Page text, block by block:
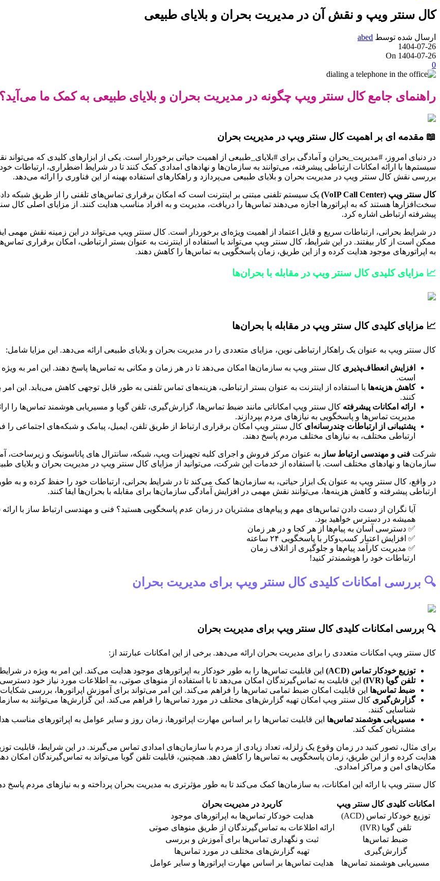
کال سنتر ویپ و نقش آن در مدیریت بحران و بلایای طبیعی
ارسال شده توسط abed
1404-07-26
On 1404-07-26
0
راهنمای جامع کال سنتر ویپ چگونه در مدیریت بحران و بلایای طبیعی به کمک ما می‌آید؟
📖 مقدمه ای بر اهمیت کال سنتر ویپ در مدیریت بحران
در دنیای امروز، #مدیریت_بحران و آمادگی برای #بلایای_طبیعی از اهمیت حیاتی برخوردار است. یکی از ابزارهای کلیدی که می‌تواند
سیستم‌ها با ارائه امکانات ارتباطی پیشرفته، می‌توانند به سازمان‌ها و نهادهای امدادی کمک کنند تا در شرایط اضطراری، ارتباطات
بررسی نقش کال سنتر ویپ در مدیریت بحران و بلایای طبیعی می‌پردازد و راهکارهای استفاده بهینه از این فناوری را ارائه می‌دهد.
کال سنتر ویپ (VoIP Call Center)
یک سیستم تلفنی مبتنی بر اینترنت است که امکان برقراری تماس‌های تلفنی را از طریق شبکه
سخت‌افزارها هستند که به اپراتورها اجازه می‌دهند تماس‌ها را دریافت، مدیریت و به افراد مناسب هدایت کنند. از مزایای اصلی کال
پیشرفته ارتباطی اشاره کرد.
در شرایط بحرانی، ارتباطات سریع و قابل اعتماد از اهمیت ویژه‌ای برخوردار است. کال سنتر ویپ می‌تواند در این زمینه نقش مهمی
ممکن است از کار بیفتند. در این شرایط، کال سنتر ویپ می‌تواند با استفاده از اینترنت به عنوان بستر ارتباطی، امکان برقراری
به اپراتورهای موجود هدایت کرده و از این طریق، زمان پاسخگویی به تماس‌ها را کاهش دهند.
📈 مزایای کلیدی کال سنتر ویپ در مقابله با بحران‌ها
📈 مزایای کلیدی کال سنتر ویپ در مقابله با بحران‌ها
کال سنتر ویپ به عنوان یک راهکار ارتباطی نوین، مزایای متعددی را در مدیریت بحران و بلایای طبیعی ارائه می‌دهد. این مزایا شامل:
افزایش انعطاف‌پذیری کال سنتر ویپ به سازمان‌ها امکان می‌دهد تا در هر زمان و مکانی به تماس‌ها پاسخ دهند. این امر به ویژه
است.
کاهش هزینه‌ها با استفاده از اینترنت به عنوان بستر ارتباطی، هزینه‌های تماس تلفنی به طور قابل توجهی کاهش می‌یابد. این
کنند.
ارائه امکانات پیشرفته کال سنتر ویپ امکاناتی مانند ضبط تماس‌ها، گزارش‌گیری، تلفن گویا و مسیریابی هوشمند تماس‌ها را
مدیریت تماس‌ها و پاسخگویی به نیازهای مردم بپردازند.
پشتیبانی از ارتباطات چندرسانه‌ای کال سنتر ویپ امکان برقراری ارتباط از طریق تلفن، ایمیل، پیامک و شبکه‌های اجتماعی را
ارتباطی مختلف، به نیازهای مختلف مردم پاسخ دهند.
شرکت فنی و مهندسی ارتباط ساز به عنوان مرکز فروش و اجرای کلیه تجهیزات ویپ، شبکه، سانترال های پاناسونیک و زیرساخت،
سازمان‌ها و نهادهای مختلف است. با استفاده از خدمات این شرکت، می‌توانید از مزایای کال سنتر ویپ در مدیریت بحران و بلایای
در واقع، کال سنتر ویپ به عنوان یک ابزار حیاتی، به سازمان‌ها کمک می‌کند تا در شرایط بحرانی، ارتباطات خود را حفظ کرده و به طور
ارتباطی پیشرفته و کاهش هزینه‌ها، می‌توانند نقش مهمی در افزایش آمادگی سازمان‌ها برای مقابله با بحران‌ها ایفا کنند.
آیا نگران از دست دادن تماس‌های مهم و پیام‌های مشتریان در زمان عدم پاسخگویی هستید؟ فنی و مهندسی ارتباط ساز با
همیشه در دسترس خواهید بود.
✅ دسترسی آسان به پیام‌ها از هر کجا و در هر زمان
✅ افزایش اعتبار کسب‌وکار با پاسخگویی ۲۴ ساعته
✅ مدیریت کارآمد پیام‌ها و جلوگیری از اتلاف زمان
ارتباطات خود را هوشمندتر کنید!
🔍 بررسی امکانات کلیدی کال سنتر ویپ برای مدیریت بحران
🔍 بررسی امکانات کلیدی کال سنتر ویپ برای مدیریت بحران
کال سنتر ویپ امکانات متعددی را برای مدیریت بحران ارائه می‌دهد. برخی از این امکانات عبارتند از:
توزیع خودکار تماس (ACD)
این قابلیت تماس‌ها را به طور خودکار به اپراتورهای موجود هدایت می‌کند. این امر به ویژه در
تلفن گویا (IVR)
این قابلیت به تماس‌گیرندگان امکان می‌دهد تا با استفاده از منوهای صوتی، به اطلاعات مورد نیاز خود دسترسی
ضبط تماس‌ها این قابلیت امکان ضبط تمامی تماس‌ها را فراهم می‌کند. این امر می‌تواند برای آموزش اپراتورها، بررسی
گزارش‌گیری کال سنتر ویپ امکان تهیه گزارش‌های مختلف در مورد تماس‌ها را فراهم می‌کند. این گزارش‌ها می‌توانند به
شناسایی کنند.
مسیریابی هوشمند تماس‌ها این قابلیت تماس‌ها را بر اساس مهارت اپراتورها، زمان روز و سایر عوامل به اپراتورهای
مشتریان کمک کند.
برای مثال، تصور کنید در زمان وقوع یک زلزله، تعداد زیادی از مردم با سازمان‌های امدادی تماس می‌گیرند. در این شرایط، قابلیت
هدایت کرده و از این طریق، زمان پاسخگویی به تماس‌ها را کاهش دهد. همچنین، قابلیت تلفن گویا می‌تواند به تماس‌گیرندگان امکان
مکان‌های امن و مراکز امدادی.
کال سنتر ویپ با ارائه این امکانات، به سازمان‌ها کمک می‌کند تا به طور مؤثرتری به مدیریت بحران پرداخته و به نیازهای مردم پاسخ
امکانات کلیدی کال سنتر ویپ
کاربرد در مدیریت بحران
توزیع خودکار تماس (ACD)
هدایت خودکار تماس‌ها به اپراتورهای موجود
تلفن گویا (IVR)
ارائه اطلاعات به تماس‌گیرندگان از طریق منوهای صوتی
ضبط تماس‌ها
ثبت و نگهداری تماس‌ها برای آموزش و بررسی
گزارش‌گیری
تهیه گزارش‌های مختلف در مورد تماس‌ها
مسیریابی هوشمند تماس‌ها
هدایت تماس‌ها بر اساس مهارت اپراتورها و سایر عوامل